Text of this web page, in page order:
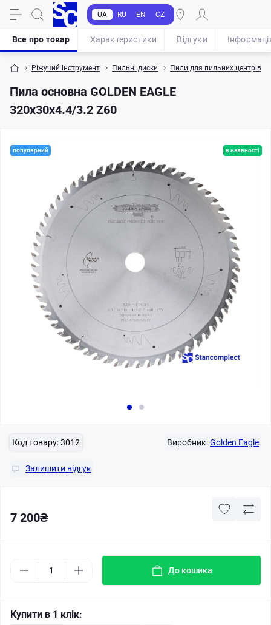
UA RU EN CZ
Ріжучий інструмент Пильні диски Пили для пильних центрів з
Пила основна GOLDEN EAGLE
320х30х4.4/3.2 Z60
Все про товар Характеристики Відгуки
популярний в наявності
Код товару:3012 Виробник:Golden Eagle
Залишити відгук
7 200₴
До кошика
Купити в 1 клік: